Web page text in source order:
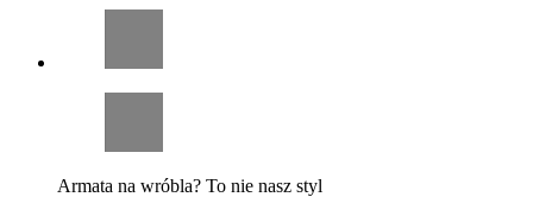
Armata na wróbla? To nie nasz styl